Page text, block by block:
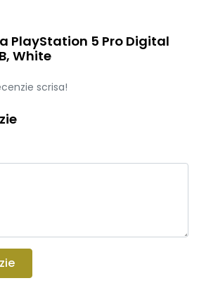
PlayStation 5 Pro Digital
White
scrisa!